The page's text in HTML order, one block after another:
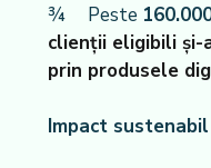
¾ Peste
clienții eligibili și-
prin produsele
Impact